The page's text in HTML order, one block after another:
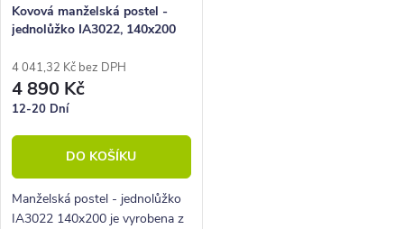
o
d
u
k
t
ů
r
o
d
u
k
t
ů
Kovová manželská postel -
jednolůžko IA3022, 140x200
4 041,32 Kč bez DPH
4 890 Kč
12-20 Dní
DO KOŠÍKU
Manželská postel - jednolůžko
IA3022 140x200 je vyrobena z